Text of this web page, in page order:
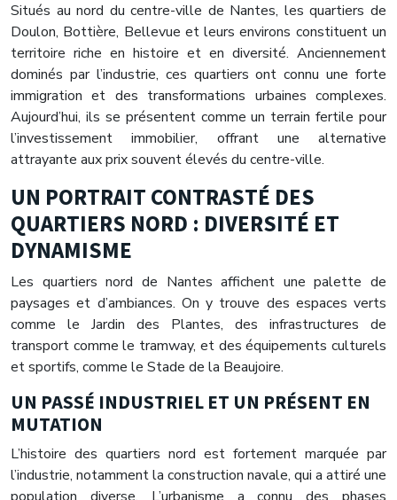
Situés au nord du centre-ville de Nantes, les quartiers de
Doulon, Bottière, Bellevue et leurs environs constituent un
territoire riche en histoire et en diversité. Anciennement
dominés par l’industrie, ces quartiers ont connu une forte
immigration et des transformations urbaines complexes.
Aujourd’hui, ils se présentent comme un terrain fertile pour
l’investissement immobilier, offrant une alternative
attrayante aux prix souvent élevés du centre-ville.
UN PORTRAIT CONTRASTÉ DES
QUARTIERS NORD : DIVERSITÉ ET
DYNAMISME
Les quartiers nord de Nantes affichent une palette de
paysages et d’ambiances. On y trouve des espaces verts
comme le Jardin des Plantes, des infrastructures de
transport comme le tramway, et des équipements culturels
et sportifs, comme le Stade de la Beaujoire.
UN PASSÉ INDUSTRIEL ET UN PRÉSENT EN
MUTATION
L’histoire des quartiers nord est fortement marquée par
l’industrie, notamment la construction navale, qui a attiré une